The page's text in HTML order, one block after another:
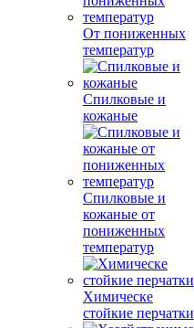
От пониженных
температур
Спилковые и
кожаные
Спилковые и
кожаные от
пониженных
температур
Химическе
стойкие перчатки